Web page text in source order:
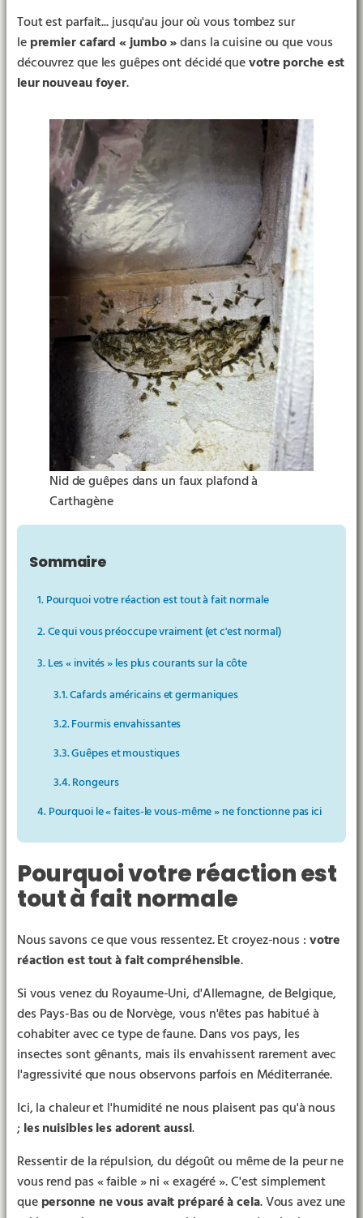
Tout est parfait... jusqu'au jour où vous tombez sur
lepremier cafard « jumbo »dans la cuisine ou que vous
découvrez que les guêpes ont décidé quevotre porche est
leur nouveau foyer.
Nid de guêpes dans un faux plafond à
Carthagène
Sommaire
1. Pourquoi votre réaction est tout à fait normale
2. Ce qui vous préoccupe vraiment (et c'est normal)
3. Les « invités » les plus courants sur la côte
3.1. Cafards américains et germaniques
3.2. Fourmis envahissantes
3.3. Guêpes et moustiques
3.4. Rongeurs
4. Pourquoi le « faites-le vous-même » ne fonctionne pas ici
Pourquoi votre réaction est
tout à fait normale
Nous savons ce que vous ressentez. Et croyez-nous :votre
réaction est tout à fait compréhensible.
Si vous venez du Royaume-Uni, d'Allemagne, de Belgique,
des Pays-Bas ou de Norvège, vous n'êtes pas habitué à
cohabiter avec ce type de faune. Dans vos pays, les
insectes sont gênants, mais ils envahissent rarement avec
l'agressivité que nous observons parfois en Méditerranée.
Ici, la chaleur et l'humidité ne nous plaisent pas qu'à nous
;les nuisibles les adorent aussi.
Ressentir de la répulsion, du dégoût ou même de la peur ne
vous rend pas « faible » ni « exagéré ». C'est simplement
quepersonne ne vous avait préparé à cela. Vous avez une